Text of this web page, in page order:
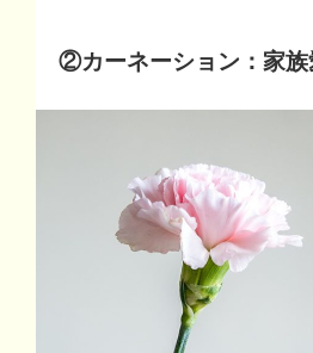
②カーネーション：家